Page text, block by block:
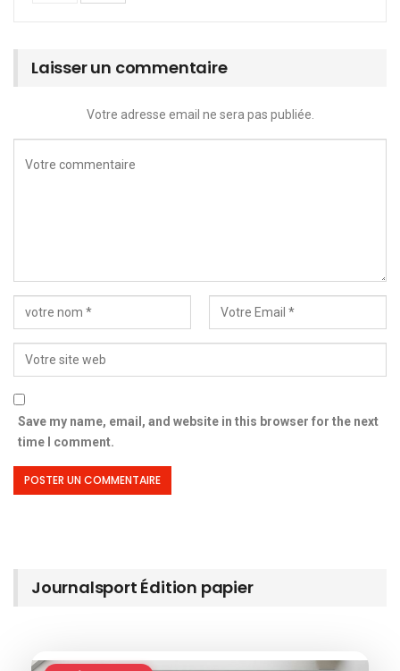
Laisser un commentaire
Votre adresse email ne sera pas publiée.
Save my name, email, and website in this browser for the next
time I comment.
Journalsport Édition papier